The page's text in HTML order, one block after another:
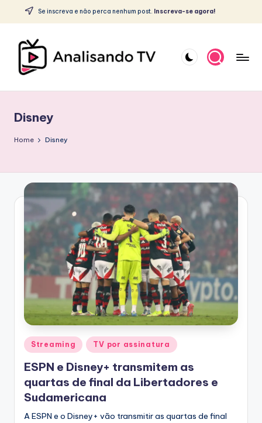
Skip
content
Se inscreva e não perca nenhum post. Inscreva-se agora!
A
L
S
A
N
O
T
V
Disney
Home Disney
Posted
in
Streaming TV por assinatura
ESPN e Disney+ transmitem as
quartas de final da Libertadores e
Sudamericana
A ESPN e o Disney+ vão transmitir as quartas de final